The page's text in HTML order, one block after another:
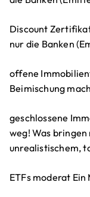
Discount
nur die Banken
offene
Beimischung
geschlossene
weg! Was
unrealistischem,
ETFs moderat